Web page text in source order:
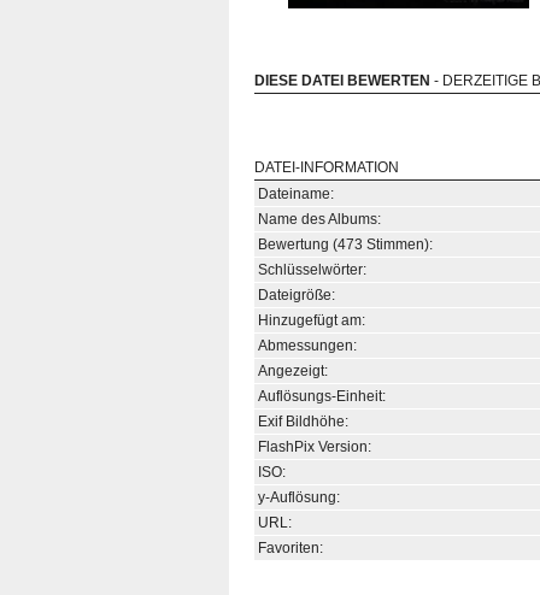
DIESE DATEI BEWERTEN - DERZEITIGE
DATEI-INFORMATION
Dateiname:
Name des Albums:
Bewertung (473 Stimmen):
Schlüsselwörter:
Dateigröße:
Hinzugefügt am:
Abmessungen:
Angezeigt:
Auflösungs-Einheit:
Exif Bildhöhe:
FlashPix Version:
ISO:
y-Auflösung:
URL:
Favoriten: